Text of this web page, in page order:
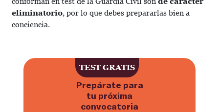
eliminatorio, por lo que debes prepararlas bien a
conciencia.
Haz ahora el test gratuito para
Prepárate para
tu próxima
convocatoria
TEST GRATIS